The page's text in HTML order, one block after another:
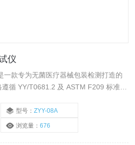
仪
一款专为无菌医疗器械包装检测打造的
循 YY/T0681.2 及 ASTM F209 标准要
际国内标准深度契合，为检测结果的通
障。
型号： ZYY-08A
浏览量： 676